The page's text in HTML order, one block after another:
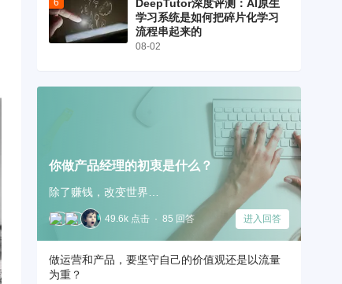
DeepTutor深度评测：AI原生
学习系统是如何把碎片化学习
流程串起来的
08-02
你做产品经理的初衷是什么？
除了赚钱，改变世界…
49.6k 点击 85 回答 进入回答
做运营和产品，要坚守自己的价值观还是以流量
为重？